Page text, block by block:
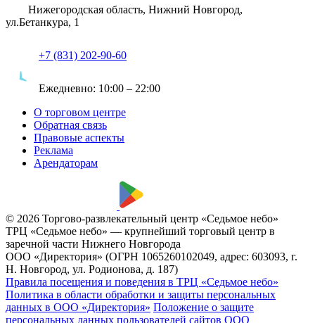
Нижегородская область, Нижний Новгород,
ул.Бетанкура, 1
+7 (831) 202-90-60
Ежедневно: 10:00 – 22:00
О торговом центре
Обратная связь
Правовые аспекты
Реклама
Арендаторам
© 2026 Торгово-развлекательный центр «Седьмое небо»
ТРЦ «Седьмое небо» — крупнейший торговый центр в
заречной части Нижнего Новгорода
ООО «Директория» (ОГРН 1065260102049, адрес: 603093, г.
Н. Новгород, ул. Родионова, д. 187)
Правила посещения и поведения в ТРЦ «Седьмое небо»
Политика в области обработки и защиты персональных
данных в ООО «Директория» Положение о защите
персональных данных пользователей сайтов ООО